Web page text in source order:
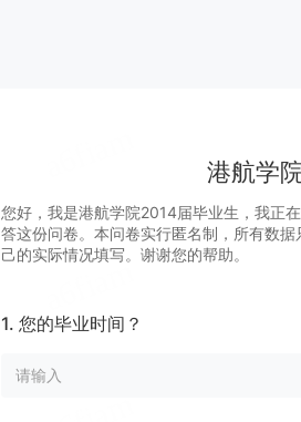
港航学
您好，我是港航学院2014届毕业生，我正
答这份问卷。本问卷实行匿名制，所有数
己的实际情况填写。谢谢您的帮助。
1. 您的毕业时间？